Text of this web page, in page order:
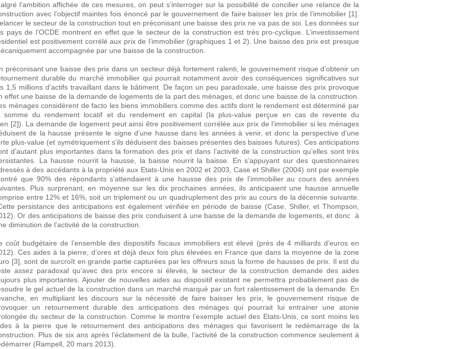
l’ambition affichée de ces mesures, on peut s’interroger sur la possibilité de concilier une relance de la
avec l’objectif maintes fois énoncé par le gouvernement de faire baisser les prix de l’immobilier [1].
le secteur de la construction tout en préconisant une baisse des prix ne va pas de soi. Les données sur
pays de l’OCDE montrent en effet que le secteur de la construction est très pro-cyclique. L’investissement
est positivement corrélé aux prix de l’immobilier (graphiques 1 et 2). Une baisse des prix est presque
accompagnée par une baisse de la construction.
préconisant une baisse des prix dans un secteur déjà fortement ralenti, le gouvernement risque d’obtenir un
durable du marché immobilier qui pourrait notamment avoir des conséquences significatives sur
1,5 millions d’actifs travaillant dans le bâtiment. De façon un peu paradoxale, une baisse des prix provoque
effet une baisse de la demande de logements de la part des ménages, et donc une baisse de la construction.
ménages considèrent de facto les biens immobiliers comme des actifs dont le rendement est déterminé par
somme du rendement locatif et du rendement en capital (la plus-value perçue en cas de revente du
[2]). La demande de logement peut ainsi être positivement corrélée aux prix de l’immobilier si les ménages
de la hausse présente le signe d’une hausse dans les années à venir, et donc la perspective d’une
plus-value (et symétriquement s’ils déduisent des baisses présentes des baisses futures). Ces anticipations
d’autant plus importantes dans la formation des prix et dans l’activité de la construction qu’elles sont très
La hausse nourrit la hausse, la baisse nourrit la baisse. En s’appuyant sur des questionnaires
à des accédants à la propriété aux Etats-Unis en 2002 et 2003, Case et Shiller (2004) ont par exemple
que 90% des répondants s’attendaient à une hausse des prix de l’immobilier au cours des années
Plus surprenant, en moyenne sur les dix prochaines années, ils anticipaient une hausse annuelle
entre 12% et 16%, soit un triplement ou un quadruplement des prix au cours de la décennie suivante.
persistance des anticipations est également vérifiée en période de baisse (Case, Shiller, et Thompson,
Or des anticipations de baisse des prix conduisent à une baisse de la demande de logements, et donc à
diminution de l’activité de la construction.
coût budgétaire de l’ensemble des dispositifs fiscaux immobiliers est élevé (près de 4 milliards d’euros en
Ces aides à la pierre, d’ores et déjà deux fois plus élevées en France que dans la moyenne de la zone
[3], sont de surcroît en grande partie capturées par les offreurs sous la forme de hausses de prix. Il est du
assez paradoxal qu’avec des prix encore si élevés, le secteur de la construction demande des aides
plus importantes. Ajouter de nouvelles aides au dispositif existant ne permettra probablement pas de
le gel actuel de la construction dans un marché marqué par un fort ralentissement de la demande. En
en multipliant les discours sur la nécessité de faire baisser les prix, le gouvernement risque de
un retournement durable des anticipations des ménages qui pourrait lui entrainer une atonie
du secteur de la construction. Comme le montre l’exemple actuel des Etats-Unis, ce sont moins les
à la pierre que le retournement des anticipations des ménages qui favorisent le redémarrage de la
Plus de six ans après l’éclatement de la bulle, l’activité de la construction commence seulement à
(Rampell, 20 mars 2013).